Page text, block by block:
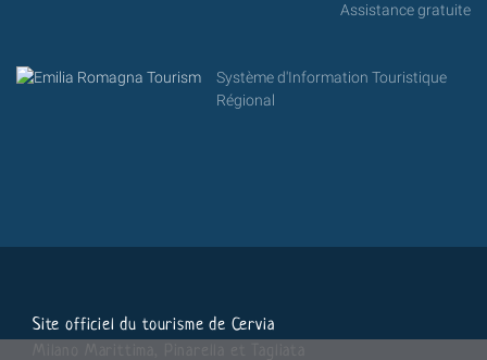
Assistance gratuite
Système d'Information Touristique
Régional
Site officiel du tourisme de Cervia